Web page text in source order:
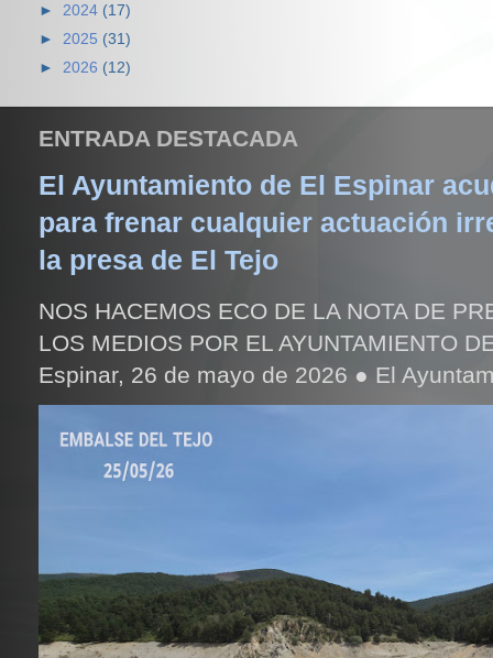
► 2024 (17)
► 2025 (31)
► 2026 (12)
ENTRADA DESTACADA
El Ayuntamiento de El Espinar
para frenar cualquier actuación
la presa de El Tejo
NOS HACEMOS ECO DE LA NOTA DE
LOS MEDIOS POR EL AYUNTAMIENTO
Espinar, 26 de mayo de 2026 ● El